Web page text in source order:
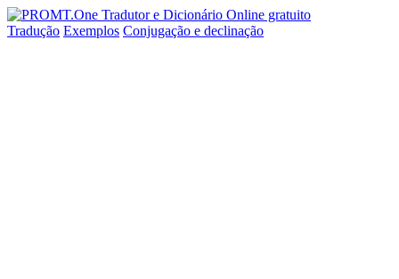
Tradução Exemplos Conjugação e declinação